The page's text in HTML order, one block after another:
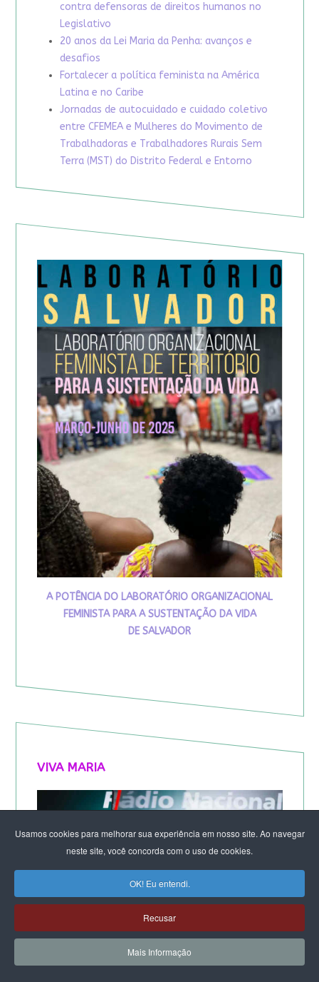
Usamos cookies para melhorar sua experiência em nosso site. Ao navegar
neste site, você concorda com o uso de cookies.
OK! Eu entendi.
Recusar
Mais Informação
contra defensoras de direitos humanos no
Legislativo
20 anos da Lei Maria da Penha: avanços e
desafios
Fortalecer a política feminista na América
Latina e no Caribe
Jornadas de autocuidado e cuidado coletivo
entre CFEMEA e Mulheres do Movimento de
Trabalhadoras e Trabalhadores Rurais Sem
Terra (MST) do Distrito Federal e Entorno
A POTÊNCIA DO LABORATÓRIO ORGANIZACIONAL
FEMINISTA PARA A SUSTENTAÇÃO DA VIDA
DE SALVADOR
VIVA MARIA